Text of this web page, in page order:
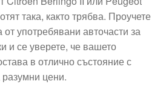
така, както трябва. Проучете
употребявани авточасти за
и се уверете, че вашето
в отлично състояние с
разумни цени.